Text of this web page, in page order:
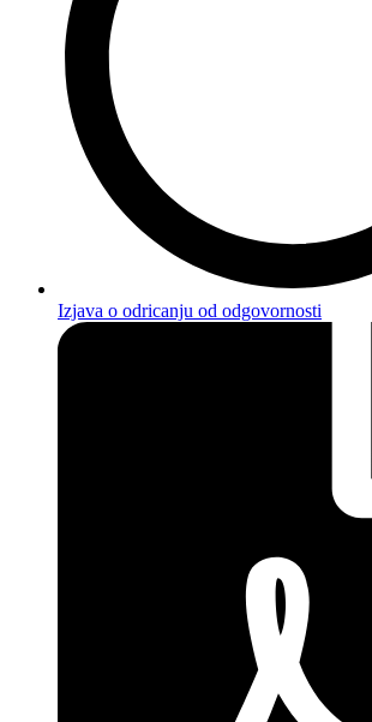
Izjava o odricanju od odgovornosti